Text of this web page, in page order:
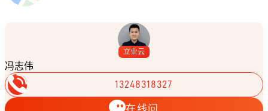
立业云
冯志伟
13248318327
在线问